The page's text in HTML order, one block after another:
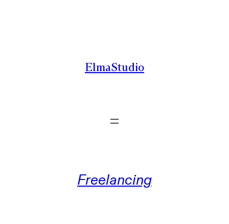
ElmaStudio
Freelancing